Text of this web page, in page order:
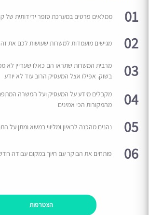
01 ממלאים פרטים במערכת סופר ידידותית של
02 מגישים מועמדות למשרות שעושות לכם את זה
03
מרבית המשרות שתראו הם כאלו שעדיין לא
בשוק. אפילו אצל המעסיק הרוב עוד לא יודע
04
מקבלים מידע על המעסיק ועל המשרה
מהמקורות הכי אמינים
05 נהנים מהכנה לראיון ומליווי במשא ומתן על
06 פותחים את הבוקר עם חיוך במקום עבודה
הצטרפות